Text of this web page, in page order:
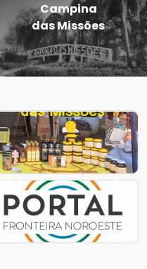
Entre-Ijuís